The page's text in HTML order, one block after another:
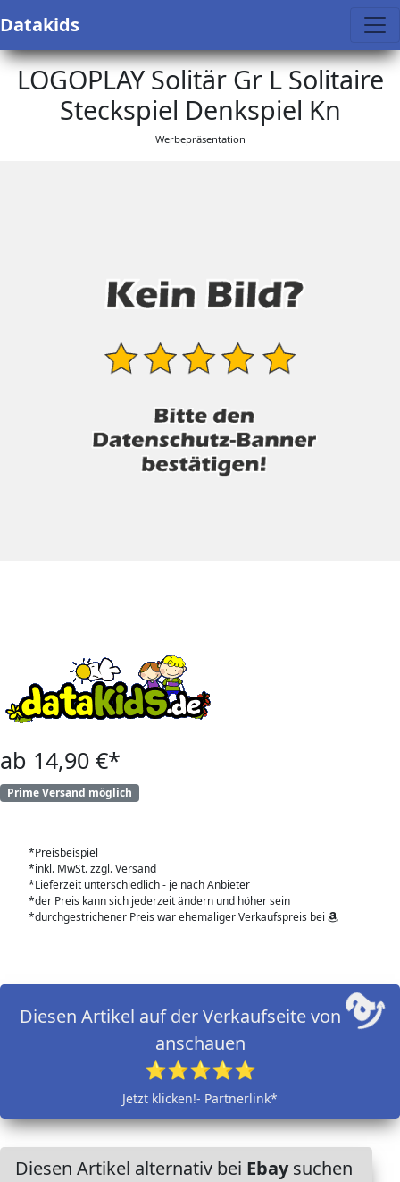
Datakids
LOGOPLAY Solitär Gr L Solitaire
Steckspiel Denkspiel Kn
Werbepräsentation
ab 14,90 €*
Prime Versand möglich
*Preisbeispiel
*inkl. MwSt. zzgl. Versand
*Lieferzeit unterschiedlich - je nach Anbieter
*der Preis kann sich jederzeit ändern und höher sein
*durchgestrichener Preis war ehemaliger Verkaufspreis bei
Diesen Artikel auf der Verkaufseite von
anschauen
⭐⭐⭐⭐⭐
Jetzt klicken!- Partnerlink*
Diesen Artikel alternativ bei Ebaysuchen